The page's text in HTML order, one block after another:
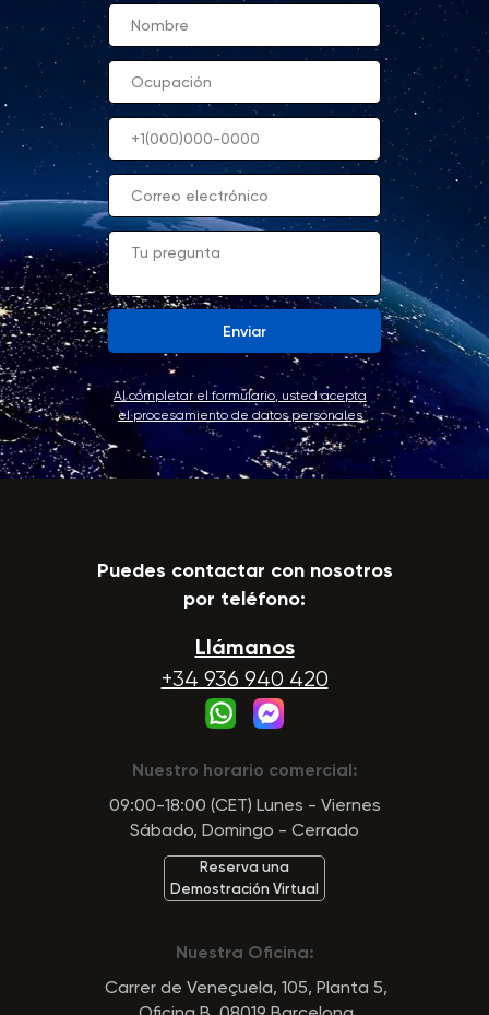
Enviar
Al completar el formulario, usted acepta
el procesamiento de datos personales
Llámanos
+34 936 940 420
Puedes contactar con nosotros
por teléfono:
Nuestro horario comercial:
09:00-18:00 (CET) Lunes - Viernes
Sábado, Domingo - Cerrado
Nuestra Oficina:
Carrer de Veneçuela, 105, Planta 5,
Reserva una
Demostración Virtual